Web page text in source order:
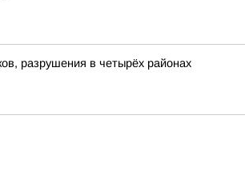
разрушения в четырёх районах